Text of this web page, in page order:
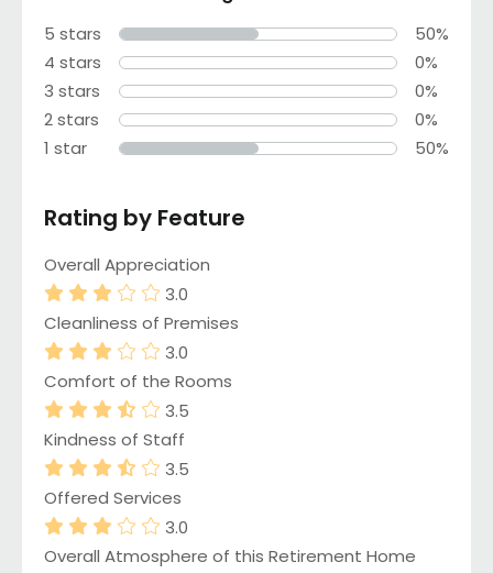
5 stars
50%
4 stars
0%
3 stars
0%
2 stars
0%
1 star
50%
Rating by Feature
Overall Appreciation
3.0
Cleanliness of Premises
3.0
Comfort of the Rooms
3.5
Kindness of Staff
3.5
Offered Services
3.0
Overall Atmosphere of this Retirement Home